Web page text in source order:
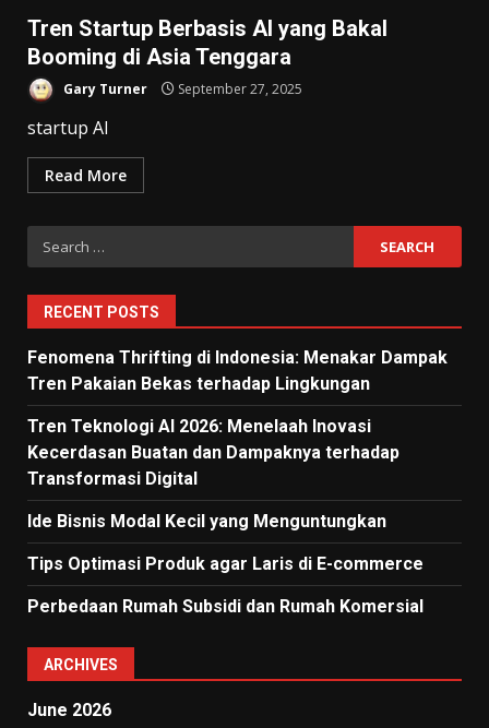
Tren Startup Berbasis AI yang Bakal
Booming di Asia Tenggara
Gary Turner September 27, 2025
startup AI
Read More
Search
for:
RECENT POSTS
Fenomena Thrifting di Indonesia: Menakar Dampak
Tren Pakaian Bekas terhadap Lingkungan
Tren Teknologi AI 2026: Menelaah Inovasi
Kecerdasan Buatan dan Dampaknya terhadap
Transformasi Digital
Ide Bisnis Modal Kecil yang Menguntungkan
Tips Optimasi Produk agar Laris di E-commerce
Perbedaan Rumah Subsidi dan Rumah Komersial
ARCHIVES
June 2026